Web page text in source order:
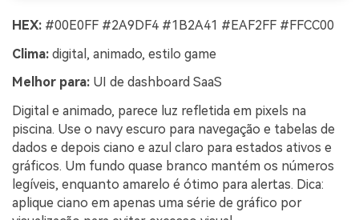
HEX: #00E0FF #2A9DF4 #1B2A41 #EAF2FF #FFCC00
Clima: digital, animado, estilo game
Melhor para: UI de dashboard SaaS
Digital e animado, parece luz refletida em pixels na
piscina. Use o navy escuro para navegação e tabelas de
dados e depois ciano e azul claro para estados ativos e
gráficos. Um fundo quase branco mantém os números
legíveis, enquanto amarelo é ótimo para alertas. Dica:
aplique ciano em apenas uma série de gráfico por